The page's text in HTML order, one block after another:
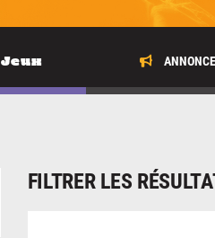
Jeux
FILTRER LES